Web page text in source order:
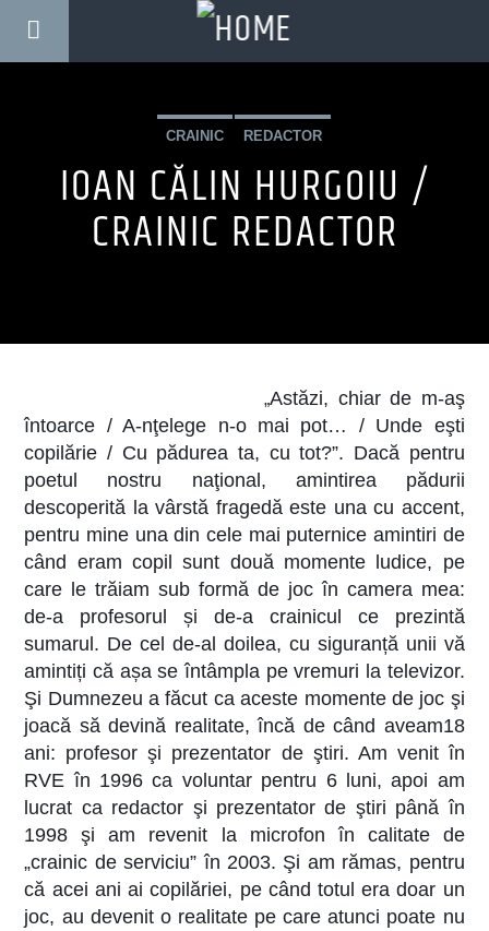
CRAINIC REDACTOR
IOAN CĂLIN HURGOIU /
CRAINIC REDACTOR
„Astăzi, chiar de m-aş
întoarce / A-nţelege n-o mai pot… / Unde eşti
copilărie / Cu pădurea ta, cu tot?”. Dacă pentru
poetul nostru naţional, amintirea pădurii
descoperită la vârstă fragedă este una cu accent,
pentru mine una din cele mai puternice amintiri de
când eram copil sunt două momente ludice, pe
care le trăiam sub formă de joc în camera mea:
de-a profesorul și de-a crainicul ce prezintă
sumarul. De cel de-al doilea, cu siguranță unii vă
amintiți că așa se întâmpla pe vremuri la televizor.
Şi Dumnezeu a făcut ca aceste momente de joc şi
joacă să devină realitate, încă de când aveam18
ani: profesor şi prezentator de ştiri. Am venit în
RVE în 1996 ca voluntar pentru 6 luni, apoi am
lucrat ca redactor şi prezentator de ştiri până în
1998 şi am revenit la microfon în calitate de
„crainic de serviciu” în 2003. Şi am rămas, pentru
că acei ani ai copilăriei, pe când totul era doar un
joc, au devenit o realitate pe care atunci poate nu